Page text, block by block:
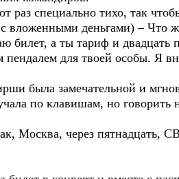
раз специально тихо, так
вложенными деньгами) – Что
билет, а ты тариф и двадцать
пендалем для твоей особы. Я
была замечательной и
по клавишам, но говорить
Москва, через пятнадцать,